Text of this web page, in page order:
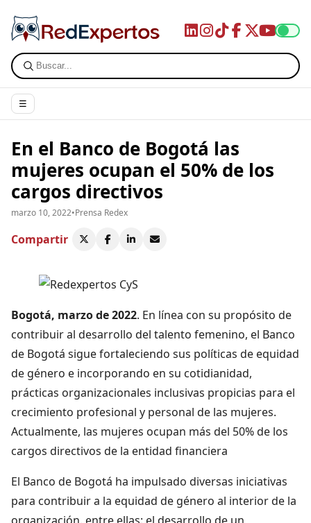
☰
En el Banco de Bogotá las
mujeres ocupan el 50% de los
cargos directivos
marzo 10, 2022•Prensa Redex
Compartir
Bogotá, marzo de 2022. En línea con su propósito de
contribuir al desarrollo del talento femenino, el Banco
de Bogotá sigue fortaleciendo sus políticas de equidad
de género e incorporando en su cotidianidad,
prácticas organizacionales inclusivas propicias para el
crecimiento profesional y personal de las mujeres.
Actualmente, las mujeres ocupan más del 50% de los
cargos directivos de la entidad financiera
El Banco de Bogotá ha impulsado diversas iniciativas
para contribuir a la equidad de género al interior de la